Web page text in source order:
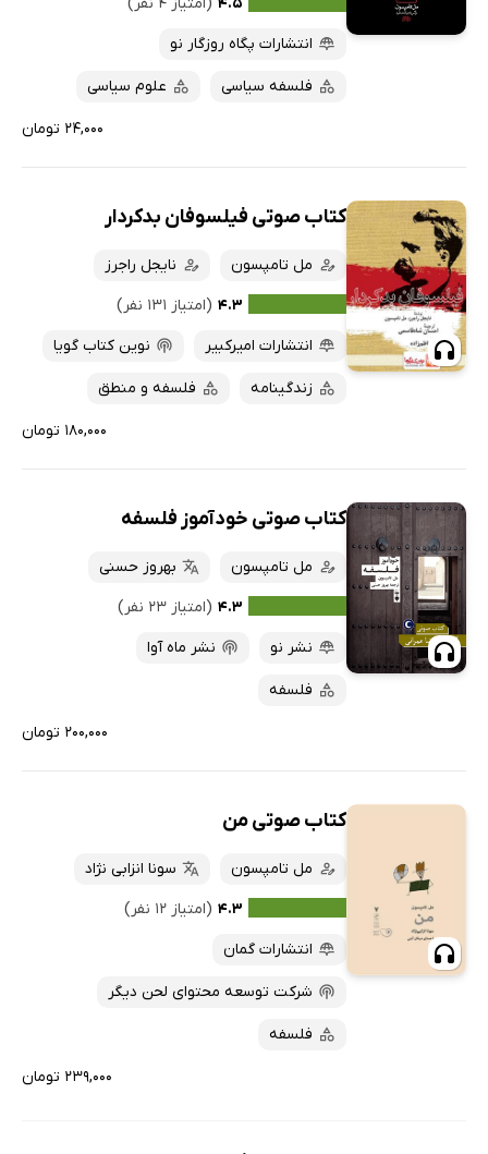
انتشارات پگاه روزگار نو
فلسفه سیاسی علوم سیاسی
۲۴,۰۰۰ تومان
کتاب صوتی فیلسوفان بدکردار
مل تامپسون
نایجل راجرز
۴.۳ (امتیاز ۱۳۱ نفر)
انتشارات امیرکبیر
نوین کتاب گویا
زندگینامه فلسفه و منطق
۱۸۰,۰۰۰ تومان
کتاب صوتی خودآموز فلسفه
مل تامپسون
بهروز حسنی
۴.۳ (امتیاز ۲۳ نفر)
نشر نو
نشر ماه آوا
فلسفه
۲۰۰,۰۰۰ تومان
کتاب صوتی من
مل تامپسون
سونا انزابی نژاد
۴.۳ (امتیاز ۱۲ نفر)
انتشارات گمان
شرکت توسعه محتوای لحن دیگر
فلسفه
۲۳۹,۰۰۰ تومان